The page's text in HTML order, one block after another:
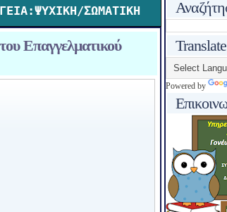
ΣΩΜΑΤΙΚΗ
Επαγγελματικού
Translate
Powered by